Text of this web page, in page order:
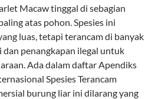
Macaw tinggal di sebagian
atas pohon. Spesies ini
luas, tetapi terancam di banyak
penangkapan ilegal untuk
Ada dalam daftar Apendiks
Spesies Terancam
burung liar ini dilarang yang